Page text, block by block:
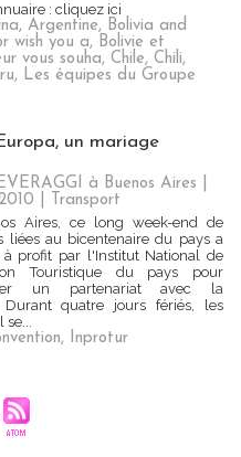
: cliquez ici
,Argentine, Bolivia and
wish you a, Bolivie et
vous souha,Chile,Chili,
, Les équipes du Groupe
un mariage
à Buenos Aires |
Transport
Aires, ce long week-end de
liées au bicentenaire du pays a
profit par l'Institut National de
Touristique du pays pour
un partenariat avec la
quatre jours fériés, les
se...
, Inprotur